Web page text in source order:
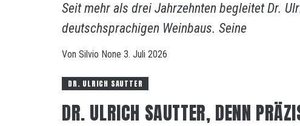
Seit mehr als drei Jahrzehnten begleitet Dr.
deutschsprachigen Weinbaus. Seine
Von Silvio None 3. Juli 2026
DR. ULRICH SAUTTER
DR. ULRICH SAUTTER, DENN